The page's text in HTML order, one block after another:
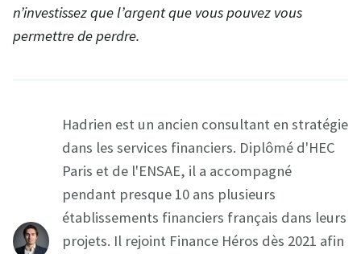
n’investissez que l’argent que vous pouvez vous
permettre de perdre.
Hadrien est un ancien consultant en stratégie
dans les services financiers. Diplômé d'HEC
Paris et de l'ENSAE, il a accompagné
pendant presque 10 ans plusieurs
établissements financiers français dans leurs
projets. Il rejoint Finance Héros dès 2021 afin